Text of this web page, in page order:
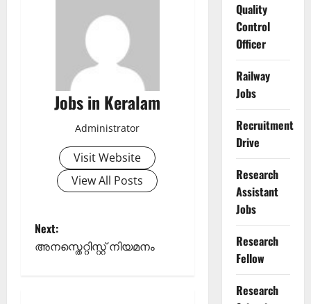
Jobs in Keralam
Administrator
Visit Website
View All Posts
P
Next:
അനസ്തെറ്റിസ്റ്റ് നിയമനം
Quality
Control
Officer
Railway
Jobs
Recruitment
Drive
Research
Assistant
Jobs
Research
Fellow
Research